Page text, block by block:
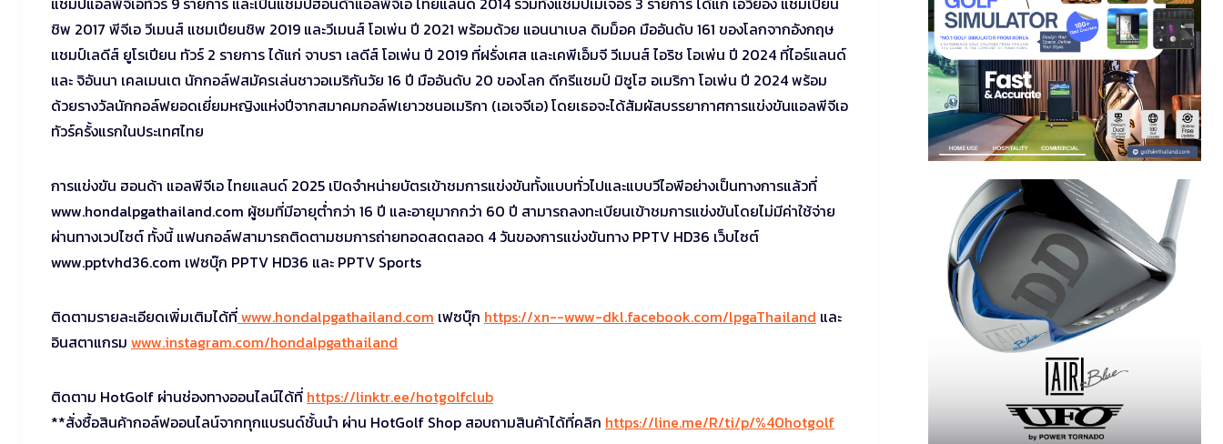
ชิพ 2017 พีจีเอ วีเมนส์ แชมเปียนชิพ 2019 และวีเมนส์ โอเพ่น ปี 2021 พร้อมด้วย แอนนาเบล ดิมม็อค มืออันดับ 161 ของโลกจากอังกฤษ
แชมป์เลดีส์ ยูโรเปียน ทัวร์ 2 รายการ ได้แก่ จาบรา เลดีส์ โอเพ่น ปี 2019 ที่ฝรั่งเศส และเคพีเอ็มจี วีเมนส์ ไอริช โอเพ่น ปี 2024 ที่ไอร์แลนด์
และ จิอันนา เคลเมนเต นักกอล์ฟสมัครเล่นชาวอเมริกันวัย 16 ปี มืออันดับ 20 ของโลก ดีกรีแชมป์ มิซูโฮ อเมริกา โอเพ่น ปี 2024 พร้อม
ด้วยรางวัลนักกอล์ฟยอดเยี่ยมหญิงแห่งปีจากสมาคมกอล์ฟเยาวชนอเมริกา (เอเจจีเอ) โดยเธอจะได้สัมผัสบรรยากาศการแข่งขันแอลพีจีเอ
ทัวร์ครั้งแรกในประเทศไทย
การแข่งขัน ฮอนด้า แอลพีจีเอ ไทยแลนด์ 2025 เปิดจำหน่ายบัตรเข้าชมการแข่งขันทั้งแบบทั่วไปและแบบวีไอพีอย่างเป็นทางการแล้วที่
www.hondalpgathailand.com ผู้ชมที่มีอายุต่ำกว่า 16 ปี และอายุมากกว่า 60 ปี สามารถลงทะเบียนเข้าชมการแข่งขันโดยไม่มีค่าใช้จ่าย
ผ่านทางเวปไซต์ ทั้งนี้ แฟนกอล์ฟสามารถติดตามชมการถ่ายทอดสดตลอด 4 วันของการแข่งขันทาง PPTV HD36 เว็บไซต์
www.pptvhd36.com เฟซบุ๊ก PPTV HD36 และ PPTV Sports
ติดตามรายละเอียดเพิ่มเติมได้ที่www.hondalpgathailand.com เฟซบุ๊ก https://xn--www-dkl.facebook.com/lpgaThailand และ
อินสตาแกรม www.instagram.com/hondalpgathailand
ติดตาม HotGolf ผ่านช่องทางออนไลน์ได้ที่ https://linktr.ee/hotgolfclub
**สั่งซื้อสินค้ากอล์ฟออนไลน์จากทุกแบรนด์ชั้นนำ ผ่าน HotGolf Shop สอบถามสินค้าได้ที่คลิก https://line.me/R/ti/p/%40hotgolf